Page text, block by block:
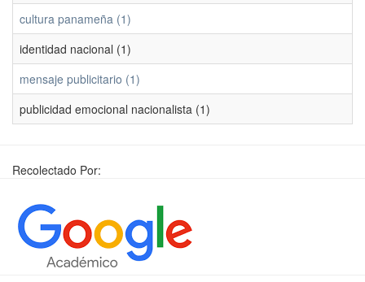
cultura panameña (1)
identidad nacional (1)
mensaje publicitario (1)
publicidad emocional nacionalista (1)
Recolectado Por: